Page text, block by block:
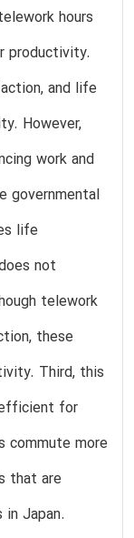
hours
productivity.
and life
However,
work and
governmental
life
not
telework
these
Third, this
for
commute more
that are
in Japan.